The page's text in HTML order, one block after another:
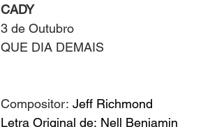
CADY
3 de Outubro
QUE DIA DEMAIS
Compositor: Jeff Richmond
Letra Original de: Nell Benjamin